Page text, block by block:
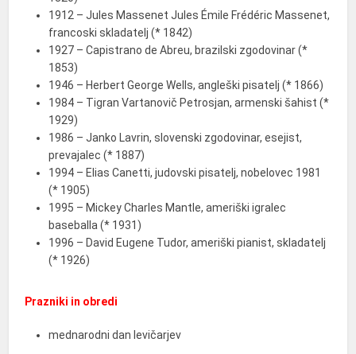
1912 – Jules Massenet Jules Émile Frédéric Massenet,
francoski skladatelj (* 1842)
1927 – Capistrano de Abreu, brazilski zgodovinar (*
1853)
1946 – Herbert George Wells, angleški pisatelj (* 1866)
1984 – Tigran Vartanovič Petrosjan, armenski šahist (*
1929)
1986 – Janko Lavrin, slovenski zgodovinar, esejist,
prevajalec (* 1887)
1994 – Elias Canetti, judovski pisatelj, nobelovec 1981
(* 1905)
1995 – Mickey Charles Mantle, ameriški igralec
baseballa (* 1931)
1996 – David Eugene Tudor, ameriški pianist, skladatelj
(* 1926)
Prazniki in obredi
mednarodni dan levičarjev